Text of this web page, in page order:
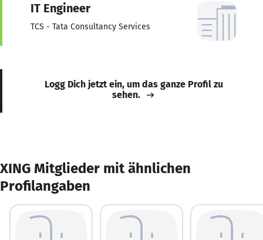
IT Engineer
TCS - Tata Consultancy Services
Logg Dich jetzt ein, um das ganze Profil zu
sehen.
XING Mitglieder mit ähnlichen
Profilangaben